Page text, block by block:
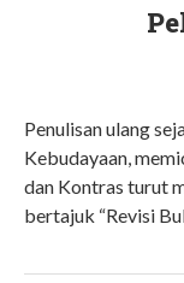
Penulisan ulang
Kebudayaan,
dan Kontras turut
bertajuk “Revisi